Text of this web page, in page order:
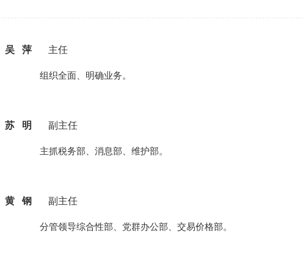
吴 萍 主任
组织全面、明确业务。
苏 明 副主任
主抓税务部、消息部、维护部。
黄 钢 副主任
分管领导综合性部、党群办公部、交易价格部。